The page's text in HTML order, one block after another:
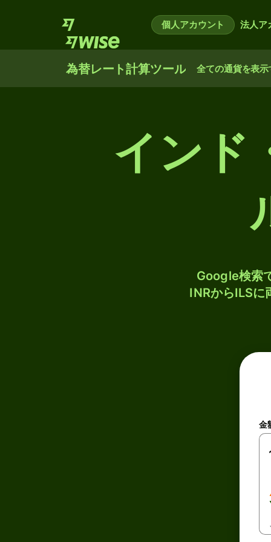
個人アカウント 法人ア
為替レート計算ツール 全ての通貨を表示
インド
Google検索
INRからILSに
金